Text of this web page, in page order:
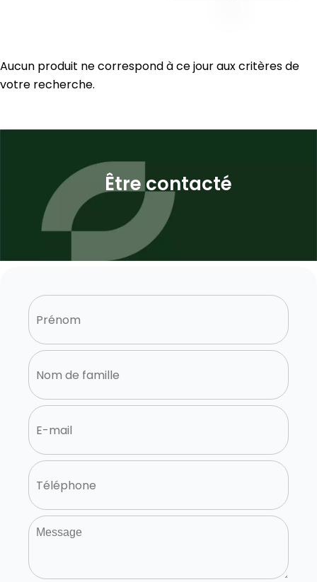
Budget
max.
Plus de
Aucun produit ne correspond à ce jour aux critères de
votre recherche.
Être contacté